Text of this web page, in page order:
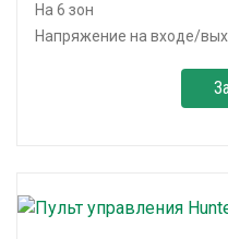
На 6 зон
Напряжение на входе/